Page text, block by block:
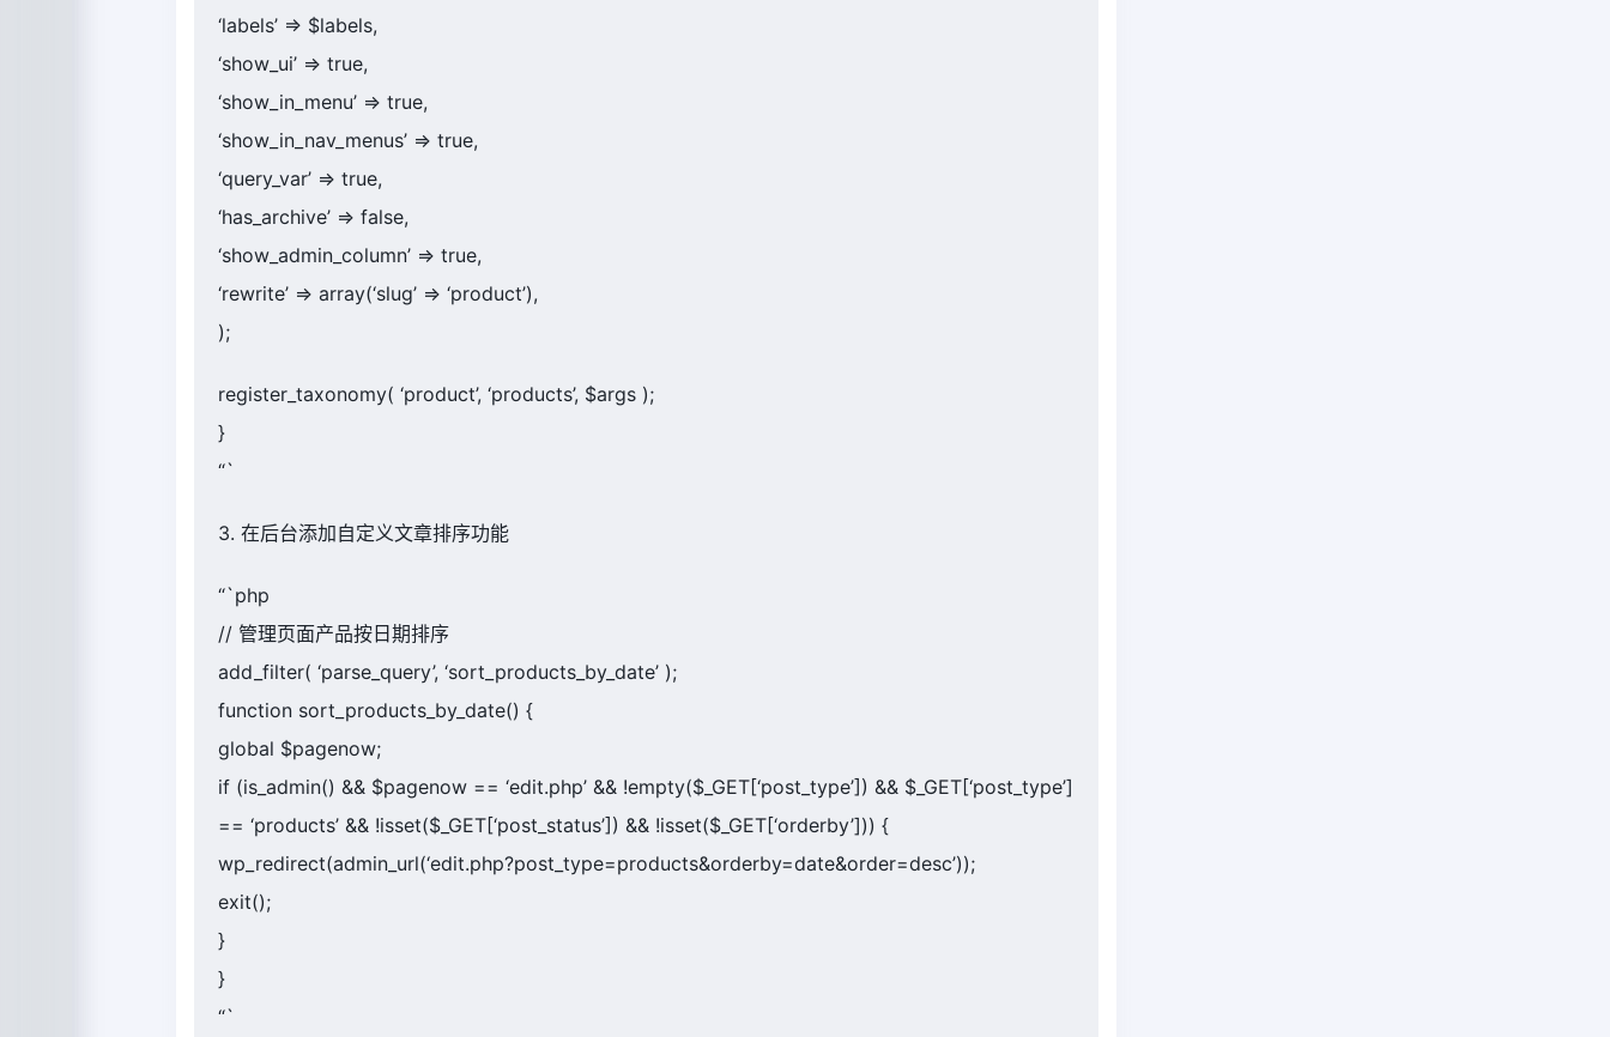
‘labels’ => $labels,
‘show_ui’ => true,
‘show_in_menu’ => true,
‘show_in_nav_menus’ => true,
‘query_var’ => true,
‘has_archive’ => false,
‘show_admin_column’ => true,
‘rewrite’ => array(‘slug’ => ‘product’),
);
register_taxonomy( ‘product’, ‘products’, $args );
}
“`
3. 在后台添加自定义文章排序功能
“`php
// 管理页面产品按日期排序
add_filter( ‘parse_query’, ‘sort_products_by_date’ );
function sort_products_by_date() {
global $pagenow;
if (is_admin() && $pagenow == ‘edit.php’ && !empty($_GET[‘post_type’]) && $_GET[‘post_type’]
== ‘products’ && !isset($_GET[‘post_status’]) && !isset($_GET[‘orderby’])) {
wp_redirect(admin_url(‘edit.php?post_type=products&orderby=date&order=desc’));
exit();
}
}
“`